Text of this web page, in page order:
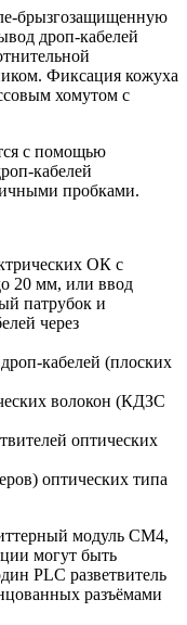
брызгозащищенную
дроп-кабелей
Фиксация кожуха
хомутом с
с помощью
кабелей
пробками.
ОК с
20 мм, или ввод
патрубок и
через
кабелей (плоских
волокон (КДЗС
оптических
оптических типа
модуль СМ4,
могут быть
PLC разветвитель
разъёмами